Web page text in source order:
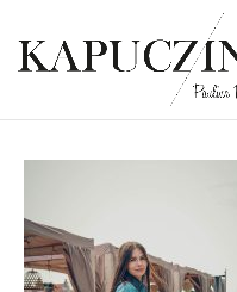
Written